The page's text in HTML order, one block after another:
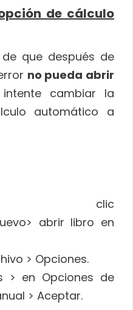
de cálculo
que después de
no pueda abrir
cambiar la
automático a
clic
abrir libro en
> Opciones.
> en Opciones de
> Aceptar.